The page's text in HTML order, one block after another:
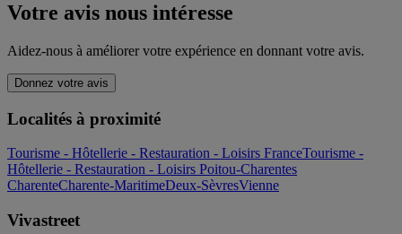
Votre avis nous intéresse
Aidez-nous à améliorer votre expérience en donnant votre avis.
Donnez votre avis
Localités à proximité
Tourisme - Hôtellerie - Restauration - Loisirs FranceTourisme -
Hôtellerie - Restauration - Loisirs Poitou-Charentes
CharenteCharente-MaritimeDeux-SèvresVienne
Vivastreet